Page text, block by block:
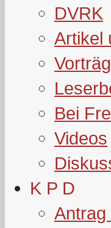
DVRK
Artikel
Bei
Videos
K P D
Antrag